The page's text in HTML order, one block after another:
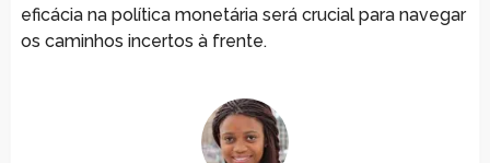
eficácia na política monetária será crucial para navegar
os caminhos incertos à frente.